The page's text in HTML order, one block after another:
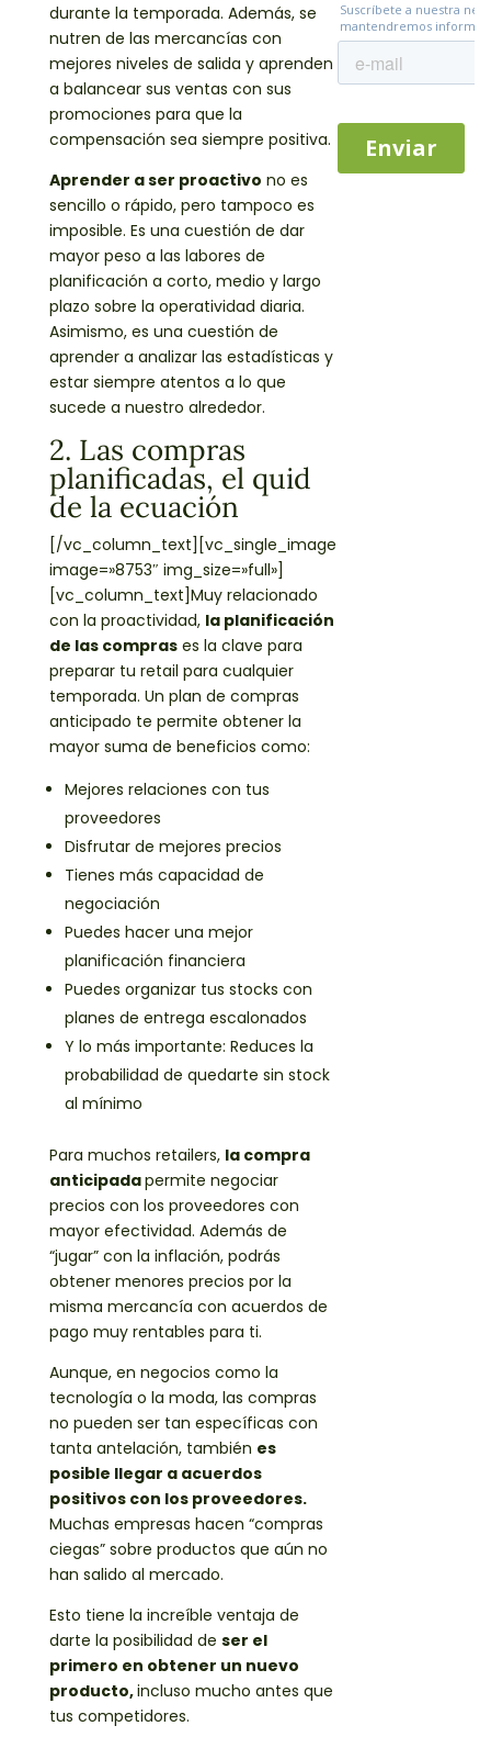
durante la temporada. Además, se
nutren de las mercancías con
mejores niveles de salida y aprenden
a balancear sus ventas con sus
promociones para que la
compensación sea siempre positiva.
Aprender a ser proactivo no es
sencillo o rápido, pero tampoco es
imposible. Es una cuestión de dar
mayor peso a las labores de
planificación a corto, medio y largo
plazo sobre la operatividad diaria.
Asimismo, es una cuestión de
aprender a analizar las estadísticas y
estar siempre atentos a lo que
sucede a nuestro alrededor.
2. Las compras
planificadas, el quid
de la ecuación
[/vc_column_text][vc_single_image
image=»8753″ img_size=»full»]
[vc_column_text]Muy relacionado
con la proactividad, la planificación
de las comprases la clave para
preparar tu retail para cualquier
temporada. Un plan de compras
anticipado te permite obtener la
mayor suma de beneficios como:
Mejores relaciones con tus
proveedores
Disfrutar de mejores precios
Tienes más capacidad de
negociación
Puedes hacer una mejor
planificación financiera
Puedes organizar tus stocks con
planes de entrega escalonados
Y lo más importante: Reduces la
probabilidad de quedarte sin stock
al mínimo
Para muchos retailers, la compra
anticipadapermite negociar
precios con los proveedores con
mayor efectividad. Además de
“jugar” con la inflación, podrás
obtener menores precios por la
misma mercancía con acuerdos de
pago muy rentables para ti.
Aunque, en negocios como la
tecnología o la moda, las compras
no pueden ser tan específicas con
tanta antelación, también es
posible llegar a acuerdos
positivos con los proveedores.
Muchas empresas hacen “compras
ciegas” sobre productos que aún no
han salido al mercado.
Esto tiene la increíble ventaja de
darte la posibilidad de ser el
primero en obtener un nuevo
producto,incluso mucho antes que
tus competidores.